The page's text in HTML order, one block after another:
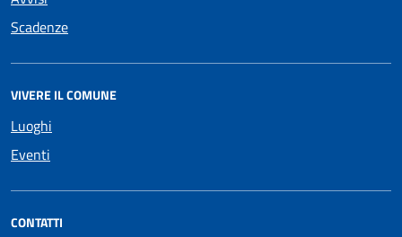
Scadenze
VIVERE IL COMUNE
Luoghi
Eventi
CONTATTI